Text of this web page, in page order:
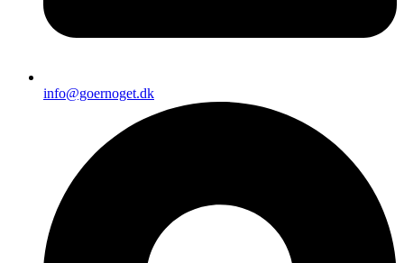
info@goernoget.dk